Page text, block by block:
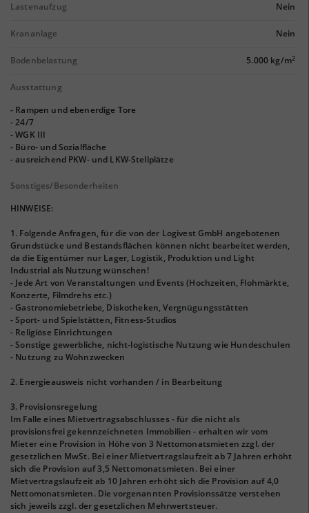
Lastenaufzug Nein
Krananlage Nein
Bodenbelastung 5.000 kg/m2
Ausstattung
- Rampen und ebenerdige Tore
- 24/7
- WGK III
- Büro- und Sozialfläche
- ausreichend PKW- und LKW-Stellplätze
Sonstiges/Besonderheiten
HINWEISE:
1. Folgende Anfragen, für die von der Logivest GmbH angebotenen
Grundstücke und Bestandsflächen können nicht bearbeitet werden,
da die Eigentümer nur Lager, Logistik, Produktion und Light
Industrial als Nutzung wünschen!
- Jede Art von Veranstaltungen und Events (Hochzeiten, Flohmärkte,
Konzerte, Filmdrehs etc.)
- Gastronomiebetriebe, Diskotheken, Vergnügungsstätten
- Sport- und Spielstätten, Fitness-Studios
- Religiöse Einrichtungen
- Sonstige gewerbliche, nicht-logistische Nutzung wie Hundeschulen
- Nutzung zu Wohnzwecken
2. Energieausweis nicht vorhanden / in Bearbeitung
3. Provisionsregelung
Im Falle eines Mietvertragsabschlusses - für die nicht als
provisionsfrei gekennzeichneten Immobilien - erhalten wir vom
Mieter eine Provision in Höhe von 3 Nettomonatsmieten zzgl. der
gesetzlichen MwSt. Bei einer Mietvertragslaufzeit ab 7 Jahren erhöht
sich die Provision auf 3,5 Nettomonatsmieten. Bei einer
Mietvertragslaufzeit ab 10 Jahren erhöht sich die Provision auf 4,0
Nettomonatsmieten. Die vorgenannten Provisionssätze verstehen
sich jeweils zzgl. der gesetzlichen Mehrwertsteuer.